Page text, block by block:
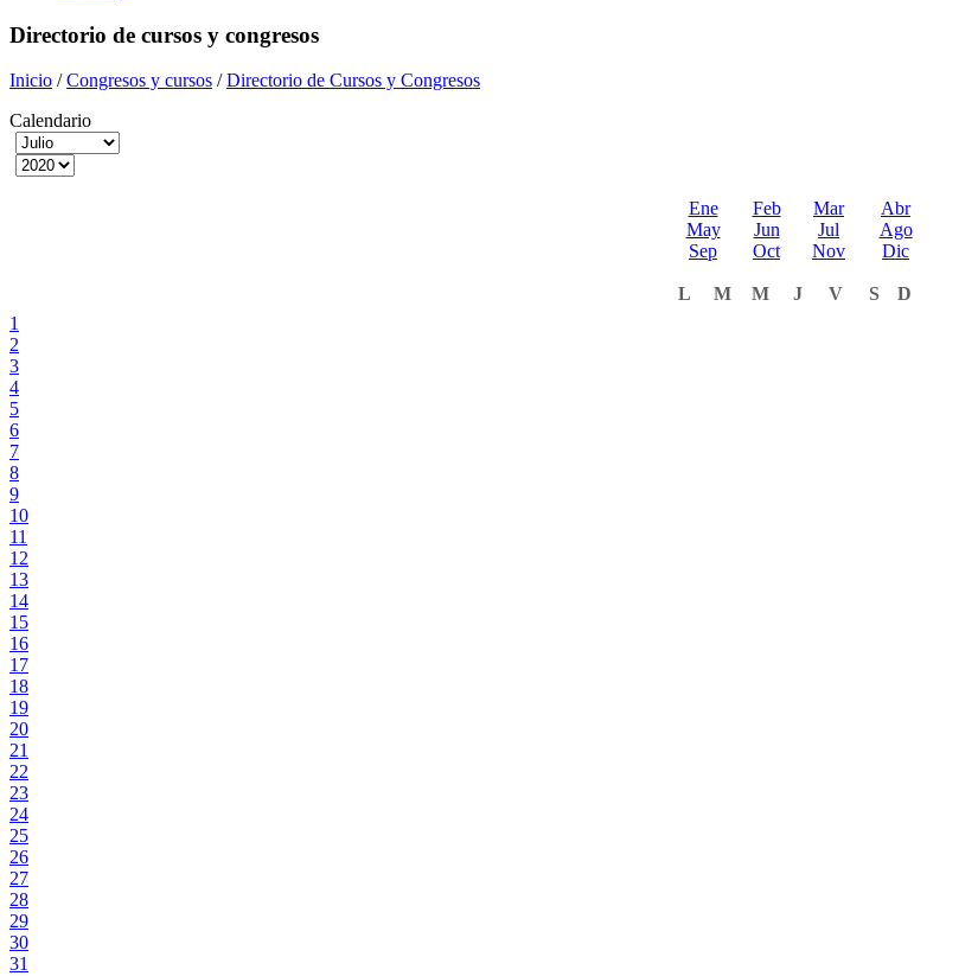
Directorio de cursos y congresos
Inicio /Congresos y cursos /Directorio de Cursos y Congresos
Calendario
Ene Feb Mar
Abr
May
Jun Jul
Ago
Sep
Oct Nov Dic
L M M J V S
D
1
2
3
4
5
6
7
8
9
10
11
12
13
14
15
16
17
18
19
20
21
22
23
24
25
26
27
28
29
30
31